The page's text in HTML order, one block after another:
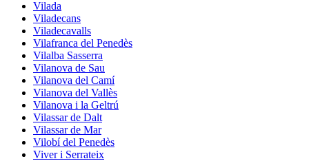
Vilada
Viladecans
Viladecavalls
Vilafranca del Penedès
Vilalba Sasserra
Vilanova de Sau
Vilanova del Camí
Vilanova del Vallès
Vilanova i la Geltrú
Vilassar de Dalt
Vilassar de Mar
Vilobí del Penedès
Viver i Serrateix